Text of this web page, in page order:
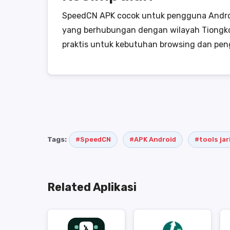
SpeedCN APK cocok untuk pengguna
yang berhubungan dengan wilayah
praktis untuk kebutuhan browsing dan
Tags: #SpeedCN #APK Android #tools
Related Aplikasi